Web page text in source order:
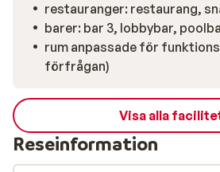
restauranger: restaurang,
barer: bar 3, lobbybar,
rum anpassade för
förfrågan)
Visa alla
Reseinformation